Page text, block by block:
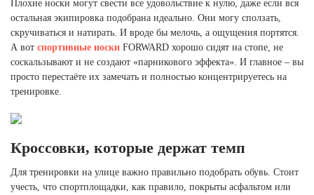
Плохие носки могут свести все удовольствие к нулю, даже если вся
остальная экипировка подобрана идеально. Они могу сползать,
скручиваться и натирать. И вроде бы мелочь, а ощущения портятся.
А вот спортивные носки FORWARD хорошо сидят на стопе, не
соскальзывают и не создают «парникового эффекта». И главное – вы
просто перестаёте их замечать и полностью концентрируетесь на
тренировке.
Кроссовки, которые держат темп
Для тренировки на улице важно правильно подобрать обувь. Стоит
учесть, что спортплощадки, как правило, покрыты асфальтом или